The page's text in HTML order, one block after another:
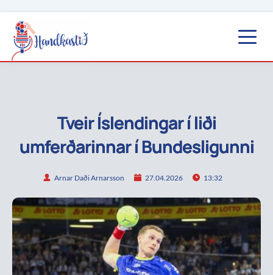
Tveir Íslendingar í liði
umferðarinnar í Bundesligunni
Arnar Daði Arnarsson 27.04.2026 13:32